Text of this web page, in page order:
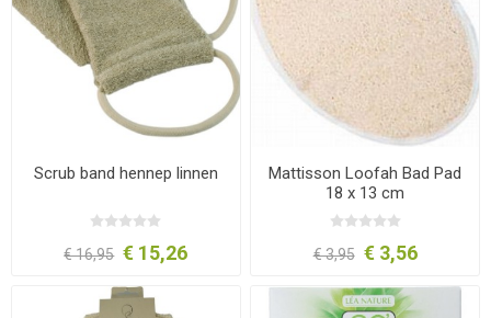
Scrub band hennep linnen
€ 16,95 € 15,26
Mattisson Loofah Bad Pad
18 x 13 cm
€ 3,95 € 3,56